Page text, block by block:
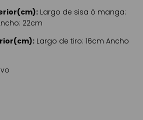
Largo de sisa ó manga:
22cm
Largo de tiro: 16cm Ancho